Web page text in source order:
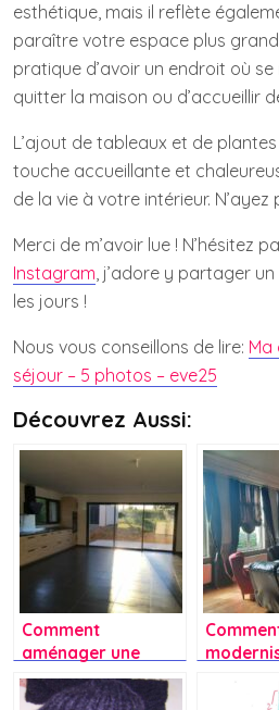
esthétique, mais il reflète
paraître votre espace plus grand
pratique d’avoir un endroit où
quitter la maison ou d’accueillir
L’ajout de tableaux et de
touche accueillante et
de la vie à votre intérieur. N’ayez
Merci de m’avoir lue ! N’hésitez
Instagram, j’adore y partager
les jours !
Nous vous conseillons de lire: Ma
séjour – 5 photos – eve25
Découvrez Aussi:
Comment
aménager une
cuisine ouverte sur
le salon ?
salon
perdre